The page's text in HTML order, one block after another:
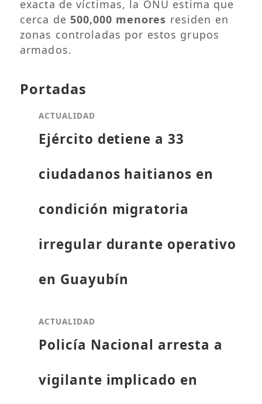
exacta de víctimas, la ONU estima que
cerca de 500,000 menores residen en
zonas controladas por estos grupos
armados.
Portadas
ACTUALIDAD
Ejército detiene a 33
ciudadanos haitianos en
condición migratoria
irregular durante operativo
en Guayubín
ACTUALIDAD
Policía Nacional arresta a
vigilante implicado en